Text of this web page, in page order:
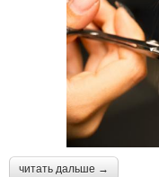
читать дальше →